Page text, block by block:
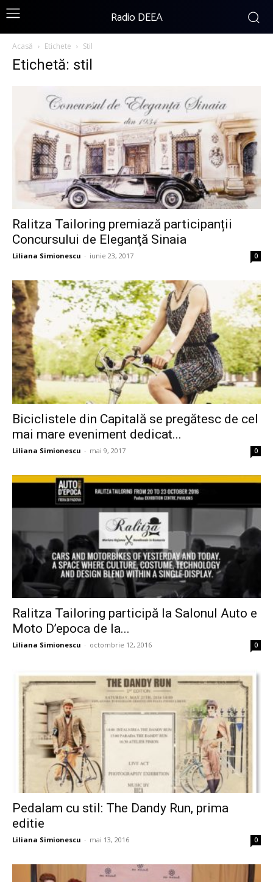
Radio DEEA
Acasă Etichete Stil
Etichetă: stil
Ralitza Tailoring premiază participanții
Concursului de Eleganţă Sinaia
Liliana Simionescu - iunie 23, 2017 0
Biciclistele din Capitală se pregătesc de cel
mai mare eveniment dedicat...
Liliana Simionescu - mai 9, 2017 0
Ralitza Tailoring participă la Salonul Auto e
Moto D’epoca de la...
Liliana Simionescu - octombrie 12, 2016 0
Pedalam cu stil: The Dandy Run, prima
editie
Liliana Simionescu - mai 13, 2016 0